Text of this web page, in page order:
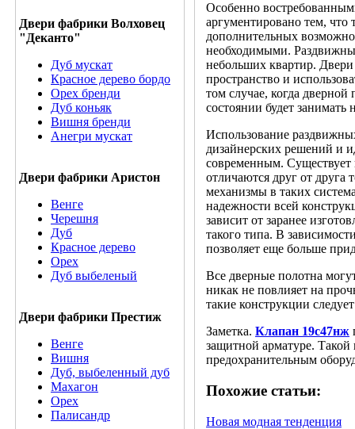
Двери фабрики Волховец
"Деканто"
Дуб мускат
Красное дерево бордо
Орех бренди
Дуб коньяк
Вишня бренди
Анегри мускат
Двери фабрики Аристон
Венге
Черешня
Дуб
Красное дерево
Орех
Дуб выбеленый
Двери фабрики Престиж
Венге
Вишня
Дуб, выбеленный дуб
Махагон
Орех
Палисандр
Особенно
аргументировано тем,
дополнительных
необходимыми.
небольших квартир.
пространство и
том случае, когда
состоянии будет занимать
Использование
дизайнерских решений и
современным. Существует
отличаются друг от друга
механизмы в таких
надежности всей
зависит от заранее
такого типа. В
позволяет еще больше
Все дверные полотна
никак не повлияет на
такие конструкции
Заметка. Клапан 19с47нж
защитной арматуре.
предохранительным
Похожие статьи:
Новая модная тенденция